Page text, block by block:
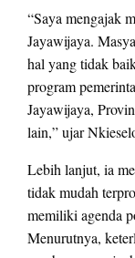
“Saya mengajak
Jayawijaya.
hal yang tidak
program
Jayawijaya,
lain,” ujar
Lebih lanjut, ia
tidak mudah
memiliki agenda
Menurutnya,